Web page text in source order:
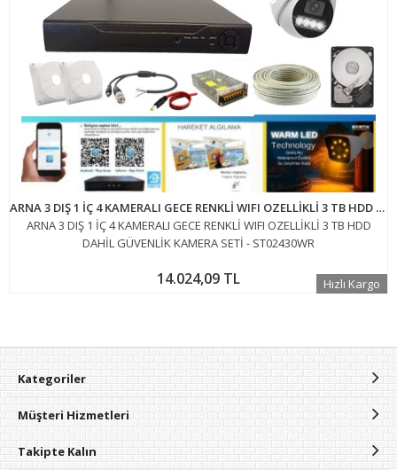
ARNA 3 DIŞ 1 İÇ 4 KAMERALI GECE RENKLİ WIFI OZELLİKLİ 3 TB HDD DAHİL GÜVENLİK KAMERA SETİ - ST02430WR
ARNA 3 DIŞ 1 İÇ 4 KAMERALI GECE RENKLİ WIFI OZELLİKLİ 3 TB HDD
DAHİL GÜVENLİK KAMERA SETİ - ST02430WR
14.024,09 TL Hızlı Kargo
Kategoriler
Müşteri Hizmetleri
Takipte Kalın